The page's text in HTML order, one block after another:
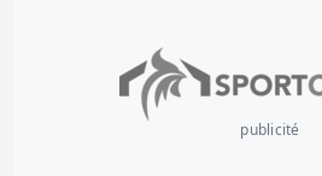
publicité